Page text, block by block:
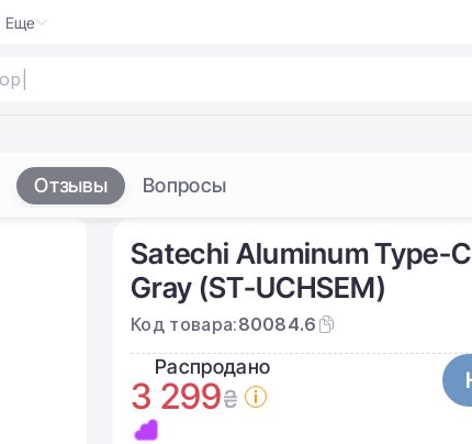
Еще
Отзывы Вопросы
Satechi Aluminum Type-
Gray (ST-UCHSEM)
Код товара:80084.6
Распродано
3 299₴